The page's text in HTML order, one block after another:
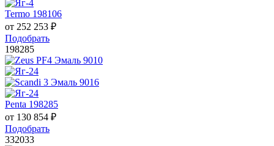
Termo 198106
от 252 253 ₽
Подобрать
198285
Penta 198285
от 130 854 ₽
Подобрать
332033